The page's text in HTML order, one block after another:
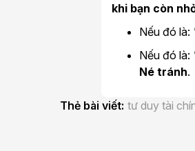
khi bạn còn
Nếu đó là:
Nếu đó là:
Né tránh.
Thẻ bài viết: tư duy tài